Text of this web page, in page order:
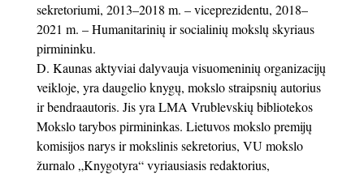
sekretoriumi, 2013–2018 m. – viceprezidentu, 2018–
2021 m. – Humanitarinių ir socialinių mokslų skyriaus
pirmininku.
D. Kaunas aktyviai dalyvauja visuomeninių organizacijų
veikloje, yra daugelio knygų, mokslo straipsnių autorius
ir bendraautoris. Jis yra LMA Vrublevskių bibliotekos
Mokslo tarybos pirmininkas. Lietuvos mokslo premijų
komisijos narys ir mokslinis sekretorius, VU mokslo
žurnalo „Knygotyra“ vyriausiasis redaktorius,